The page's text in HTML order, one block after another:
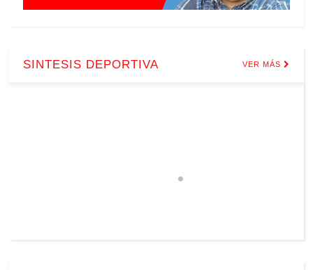
SINTESIS DEPORTIVA VER MÁS